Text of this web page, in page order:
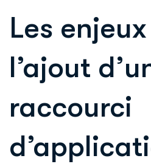
Les
l’ajout
raccourci